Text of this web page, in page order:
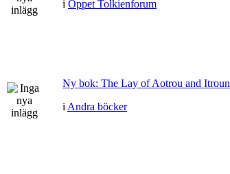
i Öppet Tolkienforum
Ny bok: The Lay of Aotrou and Itroun
i Andra böcker